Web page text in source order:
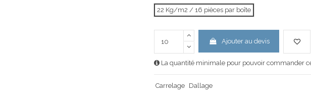
22 Kg/m2 / 16 pièces par boîte
Ajouter au devis
La quantité minimale pour pouvoir commander
Carrelage Dallage